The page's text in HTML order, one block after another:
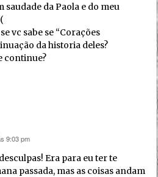
saudade da Paola e do meu
vc sabe se “Corações
da historia deles?
continue?
9:03 pm
Era para eu ter te
passada, mas as coisas andam